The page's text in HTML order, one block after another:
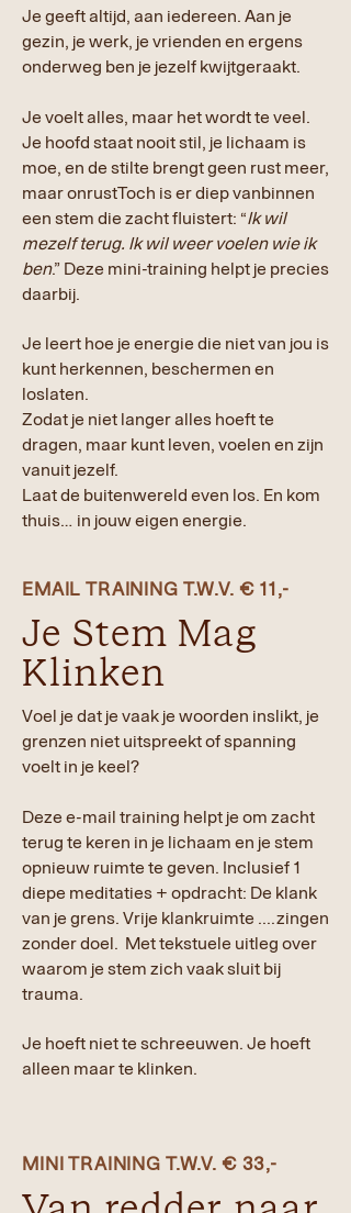
Je geeft altijd, aan iedereen. Aan je
gezin, je werk, je vrienden en ergens
onderweg ben je jezelf kwijtgeraakt.
Je voelt alles, maar het wordt te veel.
Je hoofd staat nooit stil, je lichaam is
moe, en de stilte brengt geen rust meer,
maar onrustToch is er diep vanbinnen
een stem die zacht fluistert: “Ik wil
mezelf terug. Ik wil weer voelen wie ik
ben.” Deze mini-training helpt je precies
daarbij.
Je leert hoe je energie die niet van jou is
kunt herkennen, beschermen en
loslaten.
Zodat je niet langer alles hoeft te
dragen, maar kunt leven, voelen en zijn
vanuit jezelf.
Laat de buitenwereld even los. En kom
thuis… in jouw eigen energie.
EMAIL TRAINING T.W.V. € 11,-
Je Stem Mag
Klinken
Voel je dat je vaak je woorden inslikt, je
grenzen niet uitspreekt of spanning
voelt in je keel?
Deze e-mail training helpt je om zacht
terug te keren in je lichaam en je stem
opnieuw ruimte te geven. Inclusief 1
diepe meditaties + opdracht: De klank
van je grens. Vrije klankruimte ....zingen
zonder doel. Met tekstuele uitleg over
waarom je stem zich vaak sluit bij
trauma.
Je hoeft niet te schreeuwen. Je hoeft
alleen maar te klinken.
MINI TRAINING T.W.V. € 33,-